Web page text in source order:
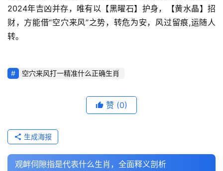
2024年吉凶并存，唯有以【黑曜石】护身，【黄水晶】招
财，方能借“空穴来风”之势，转危为安，风过留痕,运随人
转。
空穴来风打一精准什么正确生肖
赞 (0)
生成海报
观衅伺隙指是代表什么生肖，全面释义剖析